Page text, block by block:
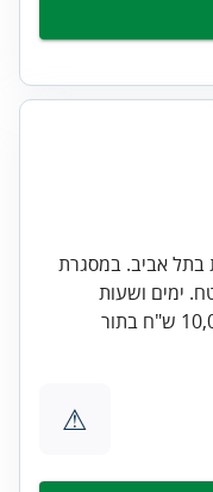
בתל אביב. במסגרת
ימים ושעות
העבודה: א'-ה' 17:00-8:00. שכר: 10,000 ש"ח בתור
⚠